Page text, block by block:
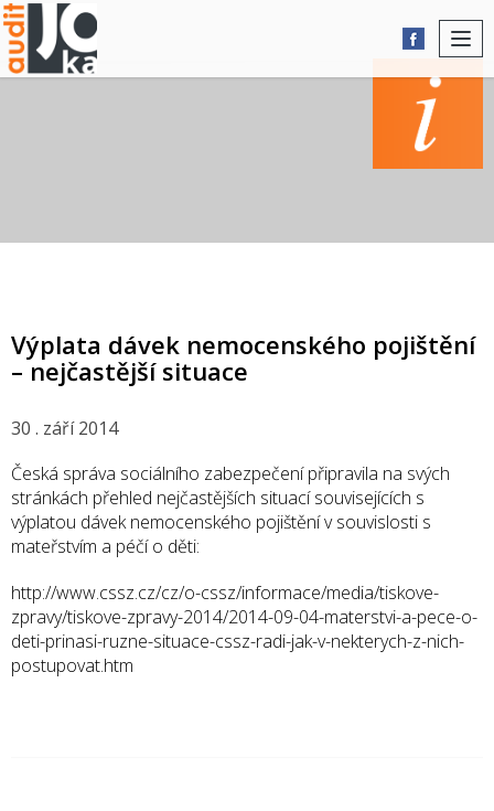
Výplata dávek nemocenského pojištění
– nejčastější situace
30 . září 2014
Česká správa sociálního zabezpečení připravila na svých
stránkách přehled nejčastějších situací souvisejících s
výplatou dávek nemocenského pojištění v souvislosti s
mateřstvím a péčí o děti:
http://www.cssz.cz/cz/o-cssz/informace/media/tiskove-
zpravy/tiskove-zpravy-2014/2014-09-04-materstvi-a-pece-o-
deti-prinasi-ruzne-situace-cssz-radi-jak-v-nekterych-z-nich-
postupovat.htm